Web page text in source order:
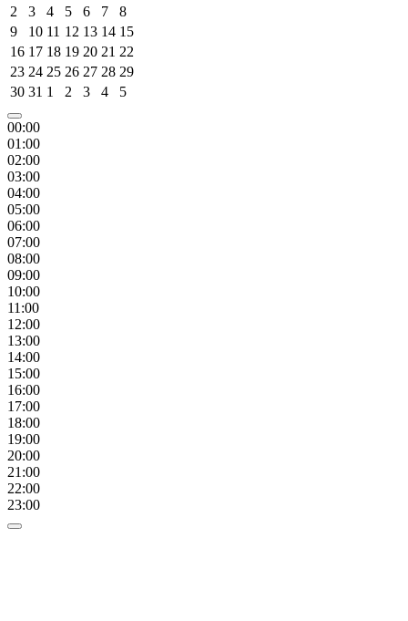
2
3 4 5 6 7
8
9
10 11 12 13 14 15
16 17 18 19 20 21 22
23 24 25 26 27 28 29
30 31 1 2 3 4 5
00:00
01:00
02:00
03:00
04:00
05:00
06:00
07:00
08:00
09:00
10:00
11:00
12:00
13:00
14:00
15:00
16:00
17:00
18:00
19:00
20:00
21:00
22:00
23:00